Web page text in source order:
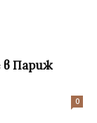
в Париж
0